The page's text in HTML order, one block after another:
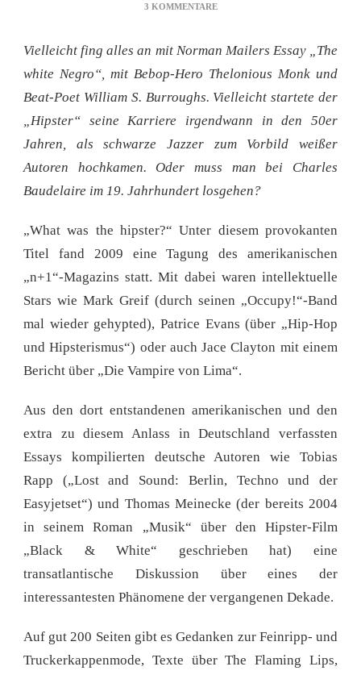
3 KOMMENTAREZU
CULTURE
Vielleicht fing alles an mit Norman Mailers Essay „The
white Negro“, mit Bebop-Hero Thelonious Monk und
Beat-Poet William S. Burroughs. Vielleicht startete der
„Hipster“ seine Karriere irgendwann in den 50er
Jahren, als schwarze Jazzer zum Vorbild weißer
Autoren hochkamen. Oder muss man bei Charles
Baudelaire im 19. Jahrhundert losgehen?
„What was the hipster?“ Unter diesem provokanten
Titel fand 2009 eine Tagung des amerikanischen
„n+1“-Magazins statt. Mit dabei waren intellektuelle
Stars wie Mark Greif (durch seinen „Occupy!“-Band
mal wieder gehypted), Patrice Evans (über „Hip-Hop
und Hipsterismus“) oder auch Jace Clayton mit einem
Bericht über „Die Vampire von Lima“.
Aus den dort entstandenen amerikanischen und den
extra zu diesem Anlass in Deutschland verfassten
Essays kompilierten deutsche Autoren wie Tobias
Rapp („Lost and Sound: Berlin, Techno und der
Easyjetset“) und Thomas Meinecke (der bereits 2004
in seinem Roman „Musik“ über den Hipster-Film
„Black & White“ geschrieben hat) eine
transatlantische Diskussion über eines der
interessantesten Phänomene der vergangenen Dekade.
Auf gut 200 Seiten gibt es Gedanken zur Feinripp- und
Truckerkappenmode, Texte über The Flaming Lips,